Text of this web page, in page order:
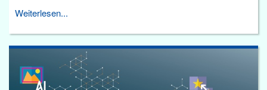
Weiterlesen...